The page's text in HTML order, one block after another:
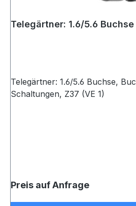
Telegärtner: 1.6/5.6 Buchse
Telegärtner: 1.6/5.6 Buchse, Buchse für gedruckte
Schaltungen, Z37 (VE 1)
Preis auf Anfrage